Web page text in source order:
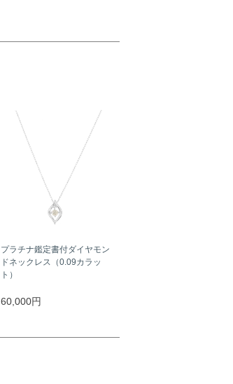
プラチナ鑑定書付ダイヤモン
ドネックレス（0.09カラッ
ト）
60,000円